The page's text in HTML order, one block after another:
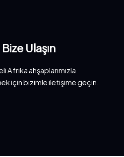
Ulaşın
Afrika ahşaplarımızla
için bizimle iletişime geçin.